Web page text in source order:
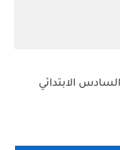
الابتدائي